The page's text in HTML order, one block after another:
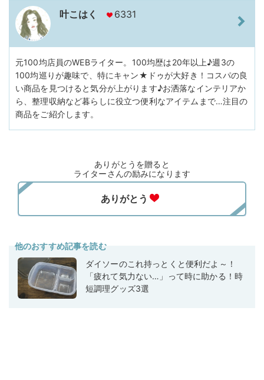
叶こはく 6331
元100均店員のWEBライター。100均歴は20年以上♪週3の
100均巡りが趣味で、特にキャン★ドゥが大好き！コスパの良
い商品を見つけると気分が上がります♪お洒落なインテリアか
ら、整理収納など暮らしに役立つ便利なアイテムまで…注目の
商品をご紹介します。
ありがとうを贈ると
ライターさんの励みになります
他のおすすめ記事を読む
ダイソーのこれ持っとくと便利だよ～！
「疲れて気力ない…」って時に助かる！時
短調理グッズ3選